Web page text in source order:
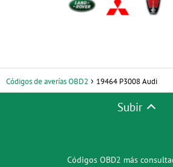
Códigos de averías OBD2 19464 P3008 Audi
Subir
Códigos OBD2 más